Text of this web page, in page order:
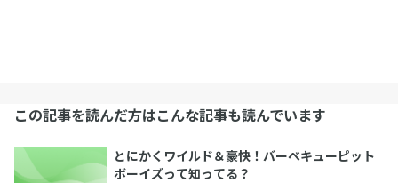
この記事を読んだ方はこんな記事も読んでいます
とにかくワイルド＆豪快！バーベキューピット
ボーイズって知ってる？